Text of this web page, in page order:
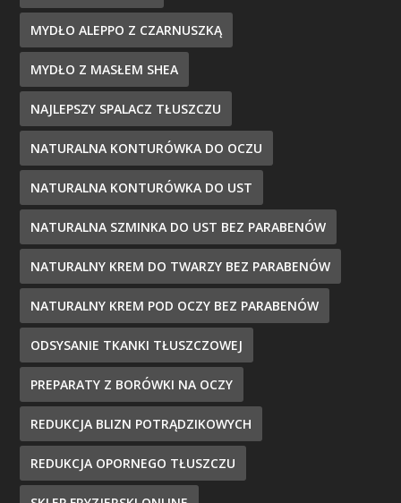
MYDŁO ALEPPO Z CZARNUSZKĄ
MYDŁO Z MASŁEM SHEA
NAJLEPSZY SPALACZ TŁUSZCZU
NATURALNA KONTURÓWKA DO OCZU
NATURALNA KONTURÓWKA DO UST
NATURALNA SZMINKA DO UST BEZ PARABENÓW
NATURALNY KREM DO TWARZY BEZ PARABENÓW
NATURALNY KREM POD OCZY BEZ PARABENÓW
ODSYSANIE TKANKI TŁUSZCZOWEJ
PREPARATY Z BORÓWKI NA OCZY
REDUKCJA BLIZN POTRĄDZIKOWYCH
REDUKCJA OPORNEGO TŁUSZCZU